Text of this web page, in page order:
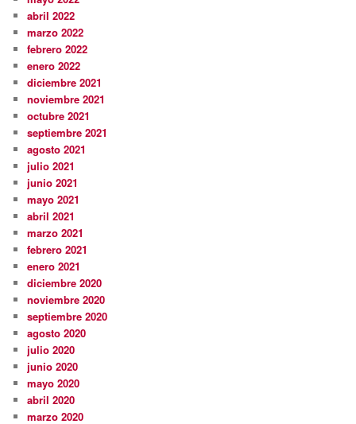
abril 2022
marzo 2022
febrero 2022
enero 2022
diciembre 2021
noviembre 2021
octubre 2021
septiembre 2021
agosto 2021
julio 2021
junio 2021
mayo 2021
abril 2021
marzo 2021
febrero 2021
enero 2021
diciembre 2020
noviembre 2020
septiembre 2020
agosto 2020
julio 2020
junio 2020
mayo 2020
abril 2020
marzo 2020